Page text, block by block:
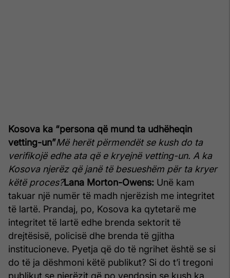
Kosova ka “persona që mund ta udhëheqin
vetting-un”Më herët përmendët se kush do ta
verifikojë edhe ata që e kryejnë vetting-un. A ka
Kosova njerëz që janë të besueshëm për ta kryer
këtë proces?Lana Morton-Owens: Unë kam
takuar një numër të madh njerëzish me integritet
të lartë. Prandaj, po, Kosova ka qytetarë me
integritet të lartë edhe brenda sektorit të
drejtësisë, policisë dhe brenda të gjitha
institucioneve. Pyetja që do të ngrihet është se si
do të ja dëshmoni këtë publikut? Si do t’i tregoni
publikut se njerëzit që po vendosin se kush ka